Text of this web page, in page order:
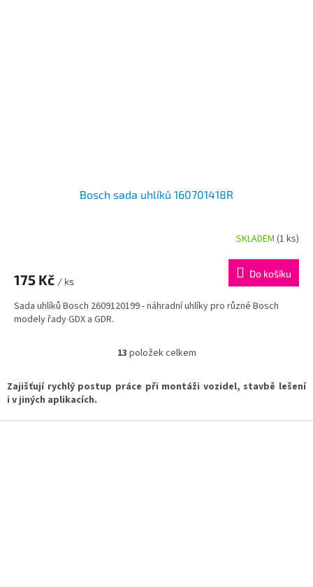
Bosch sada uhlíků 160701418R
SKLADEM (1 ks)
175 Kč / ks
Do košíku
Sada uhlíků Bosch 2609120199 - náhradní uhlíky pro různé Bosch
modely řady GDX a GDR.
O
l
a
13 položek celkem
Zajišťují rychlý postup práce při montáži vozidel, stavbě lešení
i v jiných aplikacích.